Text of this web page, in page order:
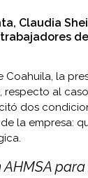
Claudia
la
respecto al
dos
la empresa: